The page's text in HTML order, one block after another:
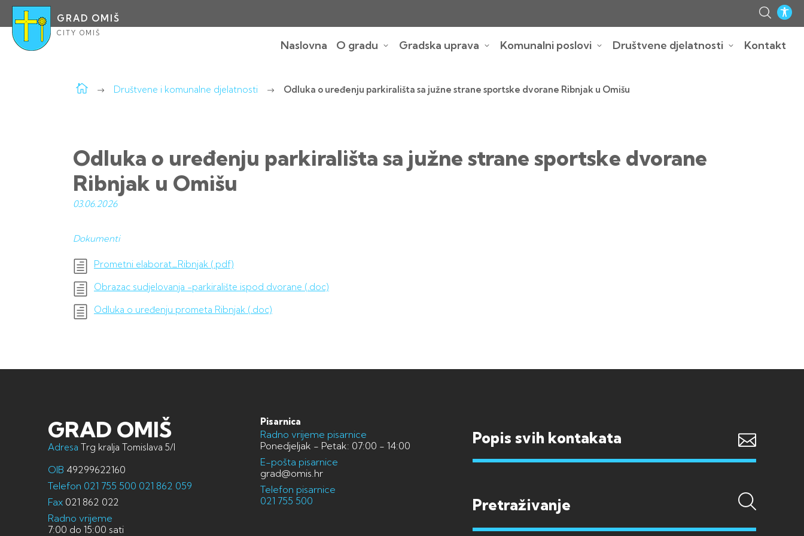
GRAD OMIŠ
CITY OMIŠ
Naslovna O gradu Gradska uprava Komunalni poslovi Društvene djelatnosti Kontakt
Društvene i komunalne djelatnosti Odluka o uređenju parkirališta sa južne strane sportske dvorane Ribnjak u Omišu
Odluka o uređenju parkirališta sa južne strane sportske dvorane
Ribnjak u Omišu
03.06.2026
Dokumenti
Prometni elaborat_Ribnjak (.pdf)
Obrazac sudjelovanja -parkiralište ispod dvorane (.doc)
Odluka o uređenju prometa Ribnjak (.doc)
GRAD OMIŠ
Adresa Trg kralja Tomislava 5/I
OIB 49299622160
Telefon 021 755 500 021 862 059
Fax 021 862 022
Radno vrijeme
7:00 do 15:00 sati
Pisarnica
Radno vrijeme pisarnice
Ponedjeljak - Petak: 07:00 - 14:00
E-pošta pisarnice
grad@omis.hr
Telefon pisarnice
021 755 500
Popis svih kontakata